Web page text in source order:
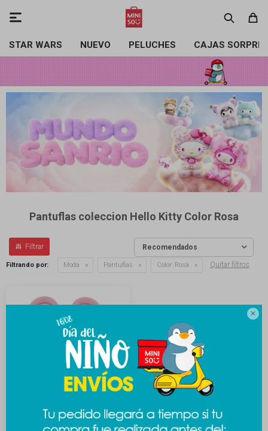

STAR WARS NUEVO PELUCHES CAJAS

Pantuflas coleccion Hello Kitty Color Rosa
Recomendados
Filtrando por: Moda Pantuflas Color: Rosa Quitar filtros
Sandalia Sanrio 39-40 -